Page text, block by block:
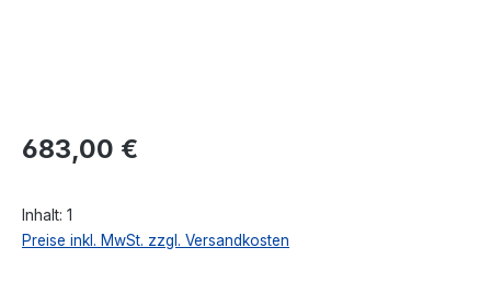
Regulärer Preis:
683,00 €
Inhalt: 1
Preise inkl. MwSt. zzgl. Versandkosten